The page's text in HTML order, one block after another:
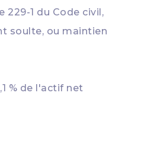
1 du Code civil,
soulte, ou maintien
% de l'actif net